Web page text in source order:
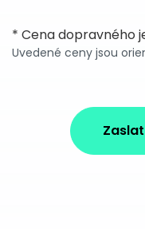
* Cena dopravného
Uvedené ceny jsou